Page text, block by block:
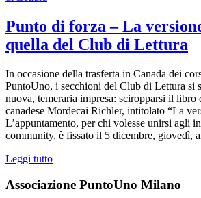
Punto di forza – La
quella del Club di Lettura
In occasione della trasferta in Canada dei
PuntoUno, i secchioni del Club di Lettura si
nuova, temeraria impresa: sciropparsi il libro
canadese Mordecai Richler, intitolato “La
L’appuntamento, per chi volesse unirsi agli
community, è fissato il 5 dicembre, giovedì,
Leggi tutto
Associazione PuntoUno Milano